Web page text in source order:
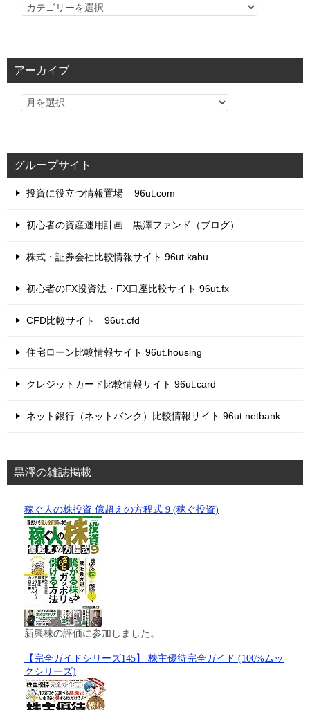
カ
リ
アーカイブ
グループサイト
投資に役立つ情報置場 – 96ut.com
初心者の資産運用計画 黒澤ファンド（ブログ）
株式・証券会社比較情報サイト 96ut.kabu
初心者のFX投資法・FX口座比較サイト 96ut.fx
CFD比較サイト 96ut.cfd
住宅ローン比較情報サイト 96ut.housing
クレジットカード比較情報サイト 96ut.card
ネット銀行（ネットバンク）比較情報サイト 96ut.netbank
黒澤の雑誌掲載
稼ぐ人の株投資 億超えの方程式 9 (稼ぐ投資)
新興株の評価に参加しました。
【完全ガイドシリーズ145】 株主優待完全ガイド (100%ムッ
クシリーズ)